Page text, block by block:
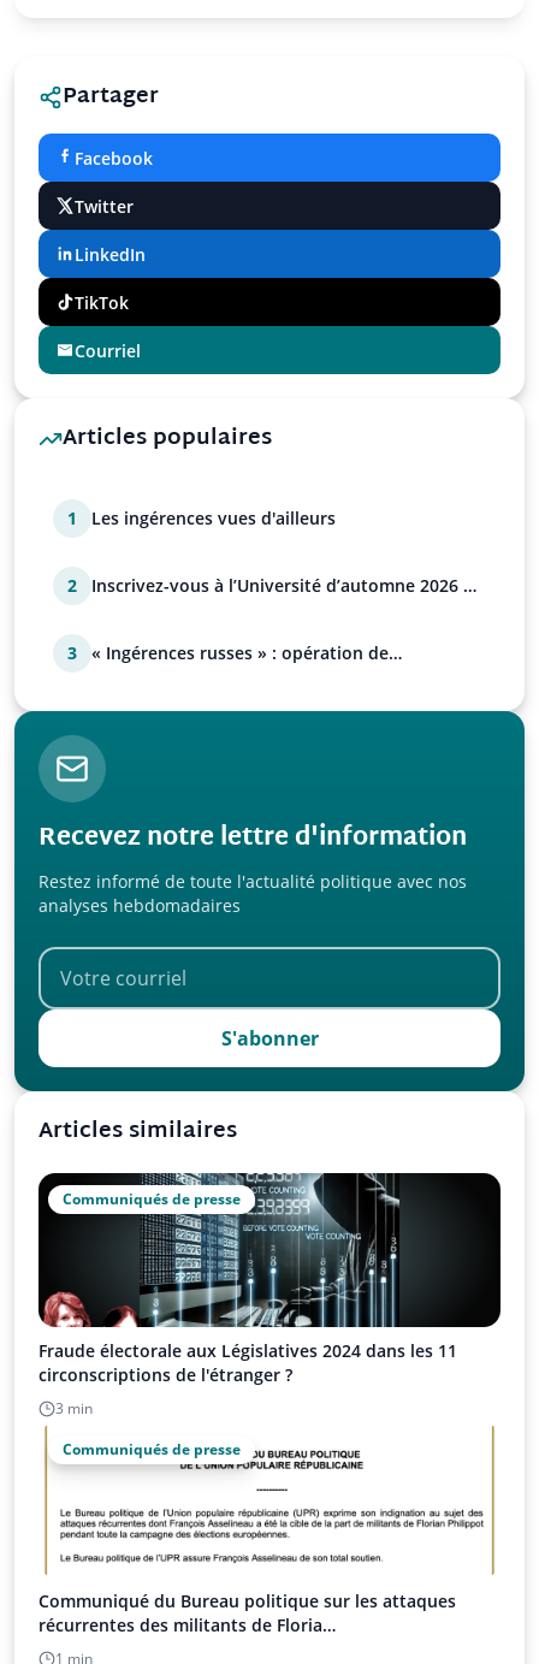
Partager
Facebook
Twitter
LinkedIn
TikTok
Courriel
Articles populaires
1 Les ingérences vues d'ailleurs
2
Inscrivez-vous à l’Université d’automne 2026 de
3
« Ingérences russes » : opération de
Recevez notre lettre d'information
Restez informé de toute l'actualité politique avec nos
analyses hebdomadaires
S'abonner
Articles similaires
Communiqués de presse
Fraude électorale aux Législatives 2024 dans les 11
circonscriptions de l'étranger ?
3 min
Communiqués de presse
Communiqué du Bureau politique sur les attaques
récurrentes des militants de Floria…
1 min